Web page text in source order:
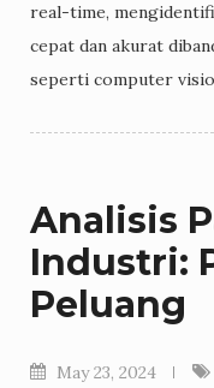
real-time,
cepat dan akurat
seperti computer
Analisis
Industri:
Peluang
May 23, 2024